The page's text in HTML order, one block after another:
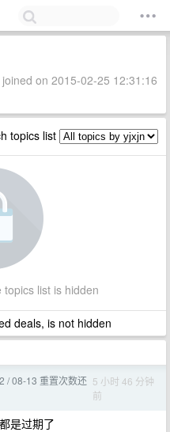
on 2015-02-25 12:31:16
topics list
list is hidden
deals, is not hidden
/ 08-13 重置次数还 5 小时 46 分钟
前
是过期了